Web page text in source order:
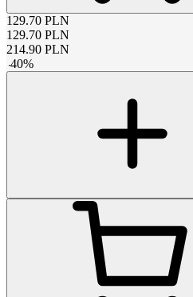
129.70 PLN
129.70 PLN
214.90 PLN
-40%